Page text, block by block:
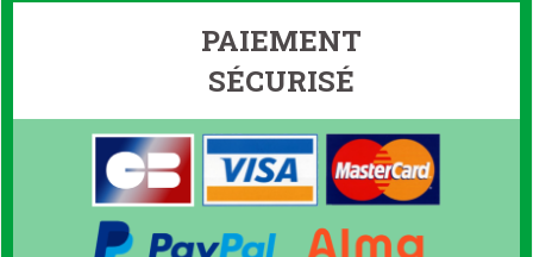
PAIEMENT
SÉCURISÉ